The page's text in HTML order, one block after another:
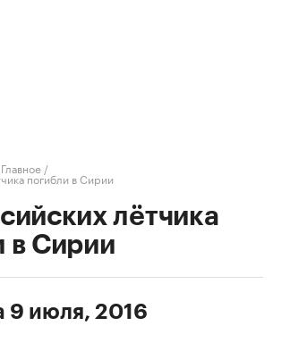
Главное /
погибли в Сирии
лётчика
в Сирии
9 июля, 2016